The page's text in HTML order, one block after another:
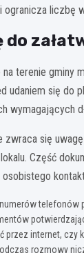
ogranicza liczbę
terenie gminy
udaniem się do
wymagających
się
Część
telefonów
przez internet, czy
rozmowy